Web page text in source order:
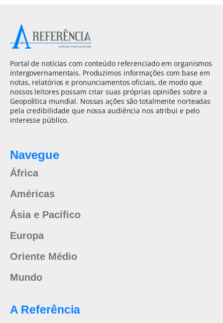
Portal de notícias com conteúdo referenciado em organismos
intergovernamentais. Produzimos informações com base em
notas, relatórios e pronunciamentos oficiais, de modo que
nossos leitores possam criar suas próprias opiniões sobre a
Geopolítica mundial. Nossas ações são totalmente norteadas
pela credibilidade que nossa audiência nos atribui e pelo
interesse público.
Navegue
África
Américas
Ásia e Pacífico
Europa
Oriente Médio
Mundo
A Referência